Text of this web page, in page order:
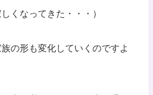
くなってきた・・・）
の形も変化していくのですよ